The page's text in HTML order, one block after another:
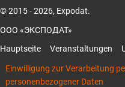
© 2015 - 2026, Expodat.
ООО «ЭКСПОДАТ»
Hauptseite
Veranstaltungen
Einwilligung zur Verarbeitung
personenbezogener Daten